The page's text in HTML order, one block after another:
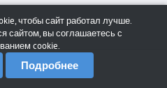
чтобы сайт работал лучше.
сайтом, вы соглашаетесь с
cookie.
Подробнее